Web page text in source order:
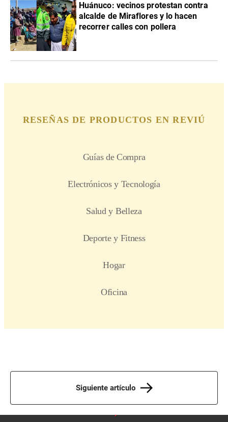
Huánuco: vecinos protestan contra
alcalde de Miraflores y lo hacen
recorrer calles con pollera
Siguiente artículo